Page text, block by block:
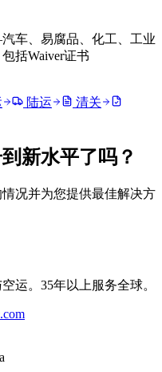
车、易腐品、化工、工业
括Waiver证书
陆运
清关
新水平了吗？
况并为您提供最佳解决方
运。35年以上服务全球。